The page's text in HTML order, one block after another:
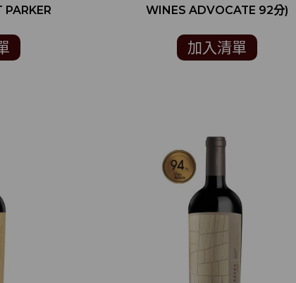
PARKER
WINES ADVOCATE 92分)
加入清單